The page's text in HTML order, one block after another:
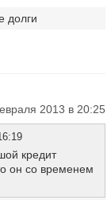
долги
2013 в 20:25
кредит
он со временем